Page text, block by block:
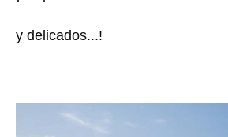
y delicados...!